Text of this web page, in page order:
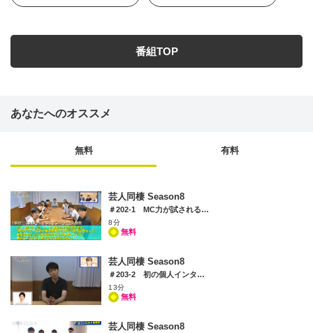
番組TOP
あなたへのオススメ
無料 有料
芸人同棲 Season8
＃202-1 MC力が試されるゲストトーク審査…最も気持ちよく菊地亜美に語らせたコンビは？
8分
無料
芸人同棲 Season8
＃203-2 初の個人インタビューで見え始める人間関係＆辛辣すぎるツーショット
13分
無料
芸人同棲 Season8